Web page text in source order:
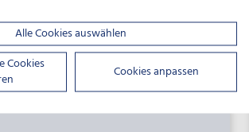
Sie da
von 08:00 bis 17:00 Uhr
Alle Cookies auswählen
Cookies
Cookies anpassen